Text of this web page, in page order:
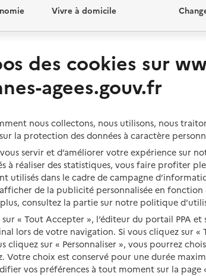
et
propre
âge
Vivre à domicile
Bénéficier de soins à domicile
Aides financières
Partager son logement
Vivre à domicile avec une
maladie ou un handicap
Être hospitalisé
Fin de vie à domicile
Vivre
Vivre
des cookies sur
agees.gouv.fr
nous collectons, nous utilisons, nous
la protection des données à caractère
servir et d’améliorer votre expérience sur
à réaliser des statistiques, vous faire profiter
utilisés dans le cadre de campagne
de la publicité personnalisée en
consultez la partie sur notre politique
« Tout Accepter », l’éditeur du portail PPA
lors de votre navigation. Si vous cliquez sur «
cliquez sur « Personnaliser », vous pourrez
Votre choix est conservé pour une durée
vos préférences à tout moment sur la page